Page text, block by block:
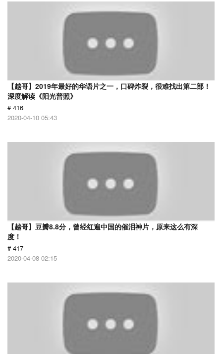
【越哥】2019年最好的华语片之一，口碑炸裂，很难找出第二部！
深度解读《阳光普照》
# 416
2020-04-10 05:43
【越哥】豆瓣8.8分，曾经红遍中国的催泪神片，原来这么有深
度！
# 417
2020-04-08 02:15